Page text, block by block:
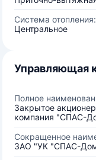
Система отопления:
Центральное
Управляющая
Полное
Закрытое
компания "СПАС-
Сокращенное
ЗАО "УК "СПАС-